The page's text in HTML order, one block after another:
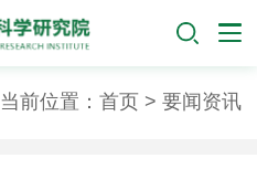
当前位置： 首页> 要闻资讯